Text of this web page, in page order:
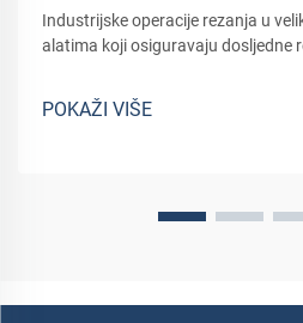
Industrijske operacije rezanja u
alatima koji osiguravaju dosljedne
najuniverzalnijih i najvažnijih alata
industrijskim primjenama...
POKAŽI VIŠE